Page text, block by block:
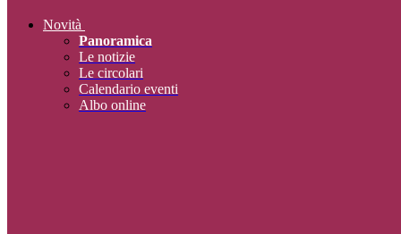
Novità
Panoramica
Le notizie
Le circolari
Calendario eventi
Albo online